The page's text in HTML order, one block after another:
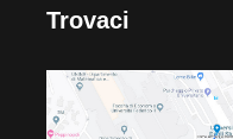
Trovaci